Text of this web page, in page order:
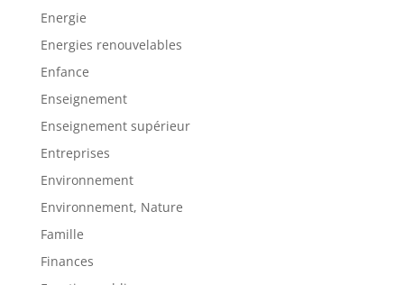
Energie
Energies renouvelables
Enfance
Enseignement
Enseignement supérieur
Entreprises
Environnement
Environnement, Nature
Famille
Finances